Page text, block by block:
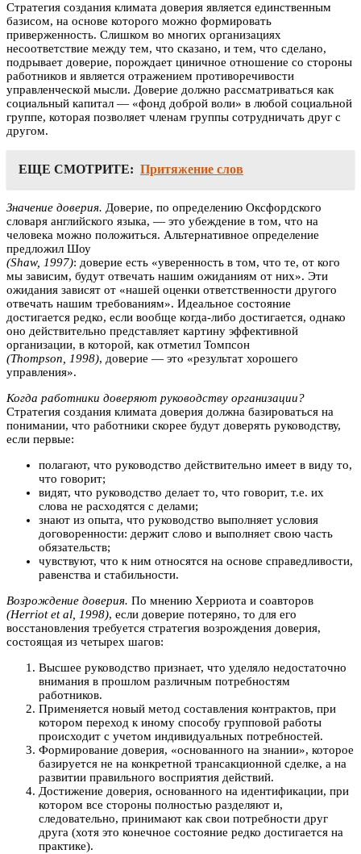
Стратегия создания климата доверия является единственным
базисом, на основе которого можно формировать
приверженность. Слишком во многих организациях
несоответствие между тем, что сказано, и тем, что сделано,
подрывает доверие, порождает циничное отношение со стороны
работников и является отражением противоречивости
управленческой мысли. Доверие должно рассматриваться как
социальный капитал — «фонд доброй воли» в любой социальной
группе, которая позволяет членам группы сотрудничать друг с
другом.
ЕЩЕ СМОТРИТЕ: Притяжение слов
Значение доверия. Доверие, по определению Оксфордского
словаря английского языка, — это убеждение в том, что на
человека можно положиться. Альтернативное определение
предложил Шоу
(Shaw, 1997): доверие есть «уверенность в том, что те, от кого
мы зависим, будут отвечать нашим ожиданиям от них». Эти
ожидания зависят от «нашей оценки ответственности другого
отвечать нашим требованиям». Идеальное состояние
достигается редко, если вообще когда-либо достигается, однако
оно действительно представляет картину эффективной
организации, в которой, как отметил Томпсон
(Thompson, 1998), доверие — это «результат хорошего
управления».
Когда работники доверяют руководству организации?
Стратегия создания климата доверия должна базироваться на
понимании, что работники скорее будут доверять руководству,
если первые:
полагают, что руководство действительно имеет в виду то,
что говорит;
видят, что руководство делает то, что говорит, т.е. их
слова не расходятся с делами;
знают из опыта, что руководство выполняет условия
договоренности: держит слово и выполняет свою часть
обязательств;
чувствуют, что к ним относятся на основе справедливости,
равенства и стабильности.
Возрождение доверия. По мнению Херриота и соавторов
(Herriot et al, 1998), если доверие потеряно, то для его
восстановления требуется стратегия возрождения доверия,
состоящая из четырех шагов:
Высшее руководство признает, что уделяло недостаточно
внимания в прошлом различным потребностям
работников.
Применяется новый метод составления контрактов, при
котором переход к иному способу групповой работы
происходит с учетом индивидуальных потребностей.
Формирование доверия, «основанного на знании», которое
базируется не на конкретной трансакционной сделке, а на
развитии правильного восприятия действий.
Достижение доверия, основанного на идентификации, при
котором все стороны полностью разделяют и,
следовательно, принимают как свои потребности друг
друга (хотя это конечное состояние редко достигается на
практике).